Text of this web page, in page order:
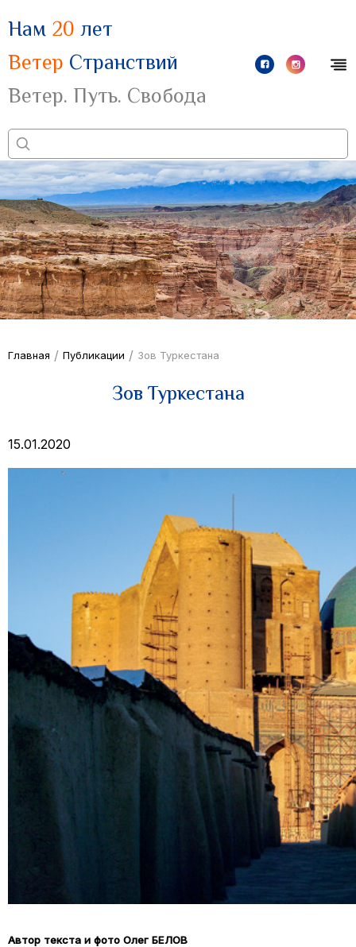
Нам 20 лет
Ветер Странствий
Ветер. Путь. Свобода
Главная / Публикации / Зов Туркестана
Зов Туркестана
15.01.2020
Автор текста и фото Олег БЕЛОВ